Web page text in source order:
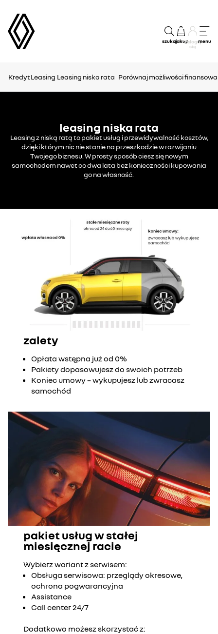
szukajzakupZaloguj
się
menu
KredytLeasing Leasing niska rata Porównaj możliwości
leasing niska rata
Leasing z niską ratą to pakiet usług i przewidywalność kosztów,
dzięki którym nic nie stanie na przeszkodzie w rozwijaniu
Twojego biznesu. W prosty sposób ciesz się nowym
samochodem nawet co dwa lata bez konieczności kupowania
go na własność.
zalety
Opłata wstępna już od 0%
Pakiety dopasowujesz do swoich potrzeb
Koniec umowy – wykupujesz lub zwracasz
samochód
pakiet usług w stałej
miesięcznej racie
Wybierz wariant z serwisem:
Obsługa serwisowa: przeglądy okresowe,
ochrona pogwarancyjna
Assistance
Call center 24/7
Dodatkowo możesz skorzystać z: